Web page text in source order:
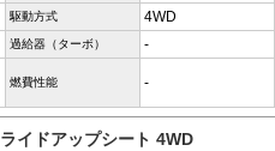
駆動方式 4WD
過給器（ターボ） -
燃費性能 -
イドアップシート 4WD